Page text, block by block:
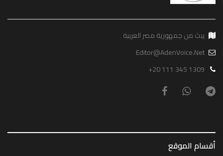
يبث من جمهورية مصر العربية
Editor@AdenVoice.Net
+20 111 345 1309
أقسام الموقع